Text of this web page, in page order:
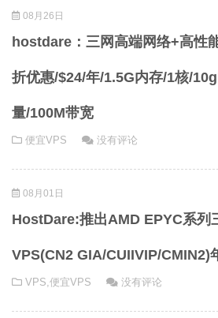
08月26日
hostdare：三网高端网络+高性
折优惠/$24/年/1.5G内存/1核/
量/100M带宽
便宜VPS 没有评论
08月01日
HostDare:推出AMD EPYC系列
VPS(CN2 GIA/CUIIVIP/CMIN2)
VPS,便宜VPS 没有评论